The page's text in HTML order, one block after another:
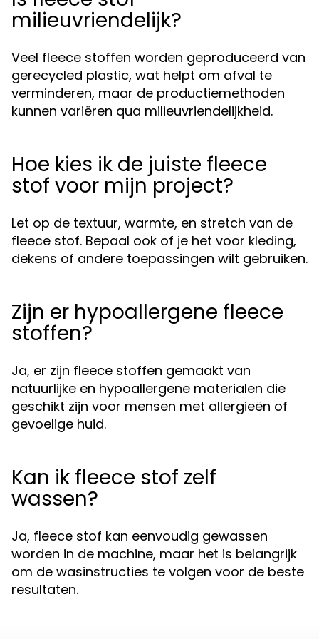
milieuvriendelijk?
Veel fleece stoffen worden geproduceerd van
gerecycled plastic, wat helpt om afval te
verminderen, maar de productiemethoden
kunnen variëren qua milieuvriendelijkheid.
Hoe kies ik de juiste fleece
stof voor mijn project?
Let op de textuur, warmte, en stretch van de
fleece stof. Bepaal ook of je het voor kleding,
dekens of andere toepassingen wilt gebruiken.
Zijn er hypoallergene fleece
stoffen?
Ja, er zijn fleece stoffen gemaakt van
natuurlijke en hypoallergene materialen die
geschikt zijn voor mensen met allergieën of
gevoelige huid.
Kan ik fleece stof zelf
wassen?
Ja, fleece stof kan eenvoudig gewassen
worden in de machine, maar het is belangrijk
om de wasinstructies te volgen voor de beste
resultaten.